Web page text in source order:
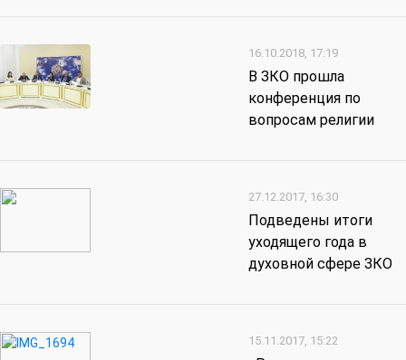
16.10.2018, 17:19
В ЗКО прошла
конференция по
вопросам религии
27.12.2017, 16:30
Подведены итоги
уходящего года в
духовной сфере ЗКО
15.11.2017, 15:22